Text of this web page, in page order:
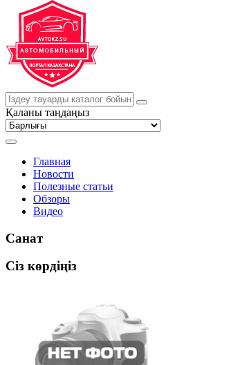
Қаланы таңдаңыз
Главная
Новости
Полезные статьи
Обзоры
Видео
Санат
Сіз көрдіңіз